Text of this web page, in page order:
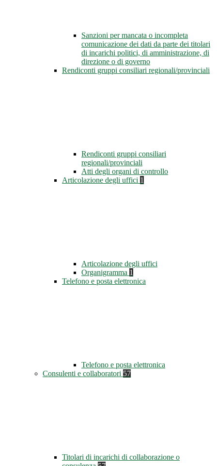
Sanzioni per mancata o incompleta
comunicazione dei dati da parte dei titolari
di incarichi politici, di amministrazione, di
direzione o di governo
Rendiconti gruppi consiliari regionali/provinciali
Rendiconti gruppi consiliari
regionali/provinciali
Atti degli organi di controllo
Articolazione degli uffici 1
Articolazione degli uffici
Organigramma 1
Telefono e posta elettronica
Telefono e posta elettronica
Consulenti e collaboratori 57
Titolari di incarichi di collaborazione o